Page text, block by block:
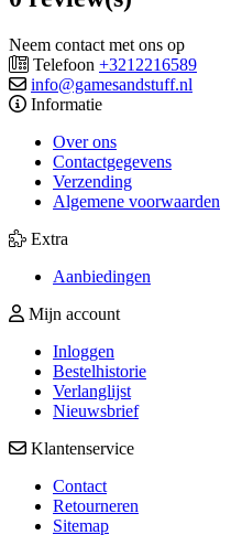
Neem contact met ons op
Telefoon +3212216589
info@gamesandstuff.nl
Informatie
Over ons
Contactgegevens
Verzending
Algemene voorwaarden
Extra
Aanbiedingen
Mijn account
Inloggen
Bestelhistorie
Verlanglijst
Nieuwsbrief
Klantenservice
Contact
Retourneren
Sitemap